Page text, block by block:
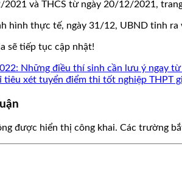
và THCS từ ngày 20/12/2021,
hình thực tế, ngày 31/12, UBND tỉnh
sẽ tiếp tục cập nhật!
Những điều thí sinh cần lưu ý ngay
tiêu xét tuyển điểm thi tốt nghiệp THPT
được hiển thị công khai. Các trường